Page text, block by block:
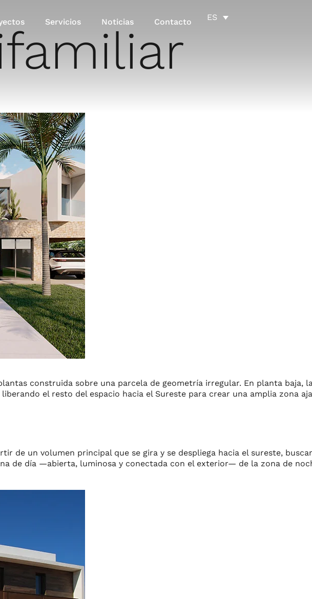
Servicios Noticias Contacto ES
construida sobre una parcela de geometría irregular. En planta baja,
el resto del espacio hacia el Sureste para crear una amplia zona
de un volumen principal que se gira y se despliega hacia el sureste,
de día —abierta, luminosa y conectada con el exterior— de la zona de